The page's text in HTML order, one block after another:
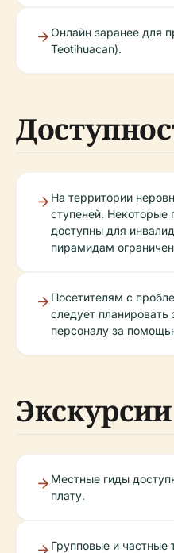
Онлайн заранее для
Teotihuacan).
На территории
ступеней. Некоторые
доступны для
пирамидам
Посетителям с
следует
персоналу за
Экскурсии
Местные гиды
плату.
Групповые и